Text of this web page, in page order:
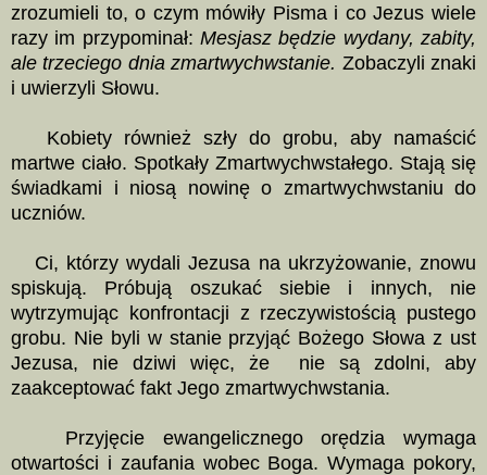
zrozumieli to, o czym mówiły Pisma i co Jezus wiele
razy im przypominał: Mesjasz będzie wydany, zabity,
ale trzeciego dnia zmartwychwstanie. Zobaczyli znaki
i uwierzyli Słowu.
Kobiety również szły do grobu, aby namaścić
martwe ciało. Spotkały Zmartwychwstałego. Stają się
świadkami i niosą nowinę o zmartwychwstaniu do
uczniów.
Ci, którzy wydali Jezusa na ukrzyżowanie, znowu
spiskują. Próbują oszukać siebie i innych, nie
wytrzymując konfrontacji z rzeczywistością pustego
grobu. Nie byli w stanie przyjąć Bożego Słowa z ust
Jezusa, nie dziwi więc, że nie są zdolni, aby
zaakceptować fakt Jego zmartwychwstania.
Przyjęcie ewangelicznego orędzia wymaga
otwartości i zaufania wobec Boga. Wymaga pokory,